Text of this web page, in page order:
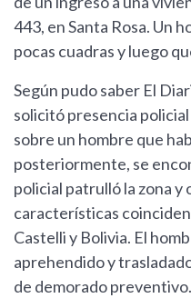
443, en Santa Rosa. Un
pocas cuadras y luego
Según pudo saber El
solicitó presencia
sobre un hombre que
posteriormente, se
policial patrulló la zona y
características
Castelli y Bolivia. El
aprehendido y
de demorado preventivo.